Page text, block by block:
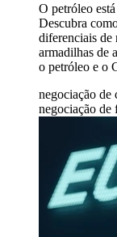
O petróleo
Descubra
diferenciais de
armadilhas de
o petróleo e o
negociação de
negociação de